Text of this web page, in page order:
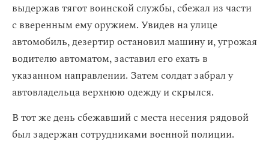
выдержав тягот воинской службы, сбежал из части
с вверенным ему оружием. Увидев на улице
автомобиль, дезертир остановил машину и, угрожая
водителю автоматом, заставил его ехать в
указанном направлении. Затем солдат забрал у
автовладельца верхнюю одежду и скрылся.
В тот же день сбежавший с места несения рядовой
был задержан сотрудниками военной полиции.